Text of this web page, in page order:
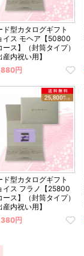
ド型カタログギフト
イス モヘア【50800
ース】（封筒タイプ）
産内祝い用】
円
ド型カタログギフト
イス フラノ【25800
ース】（封筒タイプ）
産内祝い用】
円